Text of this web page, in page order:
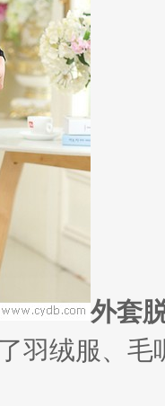
外套
绒服、毛